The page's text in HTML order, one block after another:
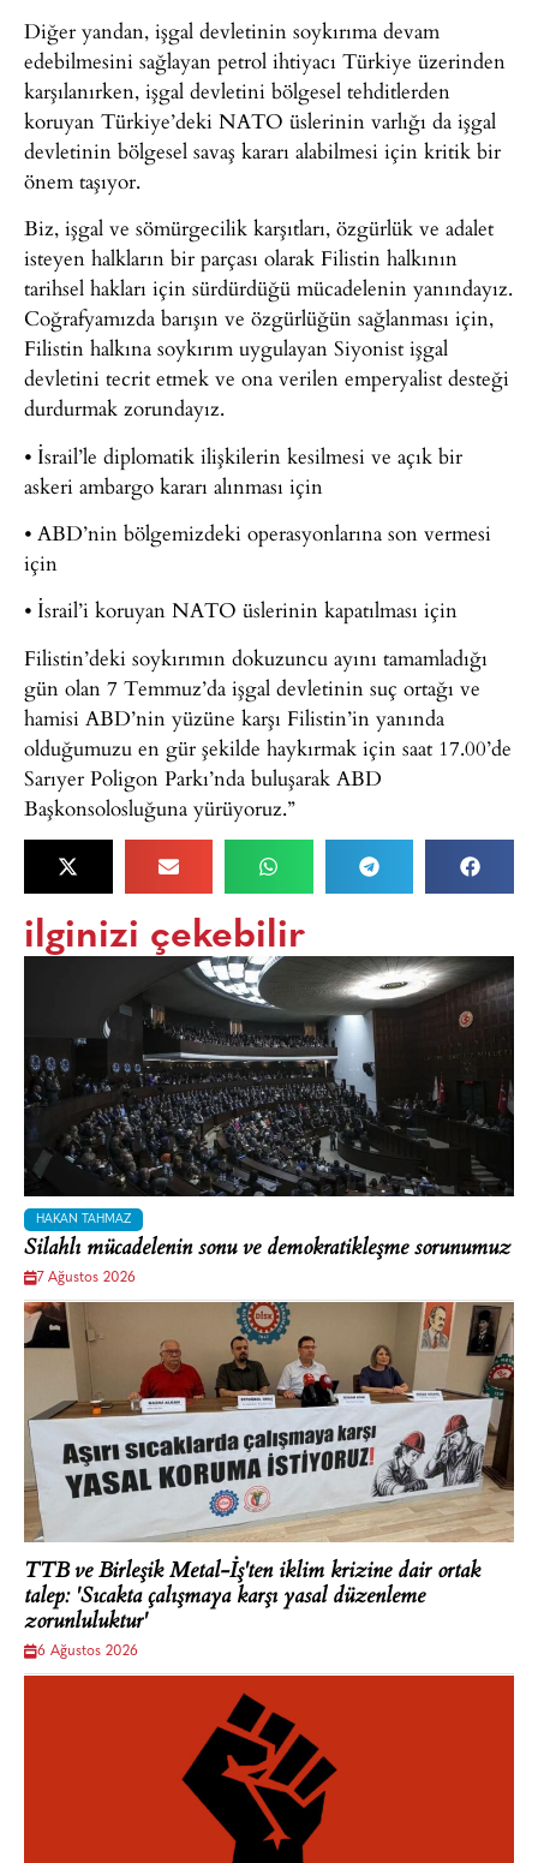
Diğer yandan, işgal devletinin soykırıma devam
edebilmesini sağlayan petrol ihtiyacı Türkiye üzerinden
karşılanırken, işgal devletini bölgesel tehditlerden
koruyan Türkiye’deki NATO üslerinin varlığı da işgal
devletinin bölgesel savaş kararı alabilmesi için kritik bir
önem taşıyor.
Biz, işgal ve sömürgecilik karşıtları, özgürlük ve adalet
isteyen halkların bir parçası olarak Filistin halkının
tarihsel hakları için sürdürdüğü mücadelenin yanındayız.
Coğrafyamızda barışın ve özgürlüğün sağlanması için,
Filistin halkına soykırım uygulayan Siyonist işgal
devletini tecrit etmek ve ona verilen emperyalist desteği
durdurmak zorundayız.
⦁ İsrail’le diplomatik ilişkilerin kesilmesi ve açık bir
askeri ambargo kararı alınması için
⦁ ABD’nin bölgemizdeki operasyonlarına son vermesi
için
⦁ İsrail’i koruyan NATO üslerinin kapatılması için
Filistin’deki soykırımın dokuzuncu ayını tamamladığı
gün olan 7 Temmuz’da işgal devletinin suç ortağı ve
hamisi ABD’nin yüzüne karşı Filistin’in yanında
olduğumuzu en gür şekilde haykırmak için saat 17.00’de
Sarıyer Poligon Parkı’nda buluşarak ABD
Başkonsolosluğuna yürüyoruz.”
ilginizi çekebilir
HAKAN TAHMAZ
Silahlı mücadelenin sonu ve demokratikleşme sorunumuz
7 Ağustos 2026
TTB ve Birleşik Metal-İş'ten iklim krizine dair ortak
talep: 'Sıcakta çalışmaya karşı yasal düzenleme
zorunluluktur'
6 Ağustos 2026